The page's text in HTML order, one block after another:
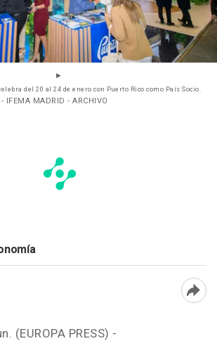
del 20 al 24 de enero con Puerto Rico como País Socio.
- IFEMA MADRID - ARCHIVO
(EUROPA PRESS) -